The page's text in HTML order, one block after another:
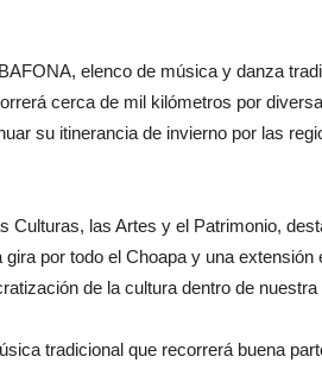
elenco de música y danza
cerca de mil kilómetros por
su itinerancia de invierno por las
Culturas, las Artes y el Patrimonio,
por todo el Choapa y una
de la cultura dentro de nuestra
tradicional que recorrerá buena